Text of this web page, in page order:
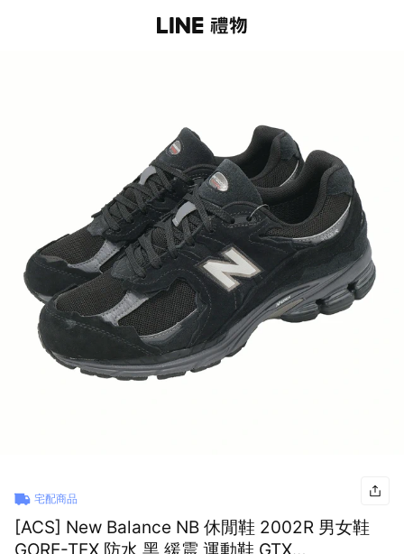
宅配商品
[ACS] New Balance NB 休閒鞋 2002R 男女鞋